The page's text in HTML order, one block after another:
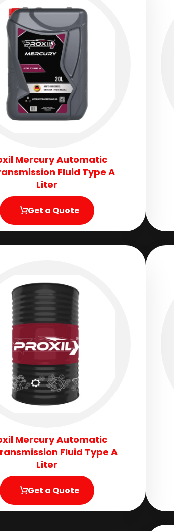
Mercury Automatic
Liter
Get a Quote
Mercury Automatic
Liter
Get a Quote